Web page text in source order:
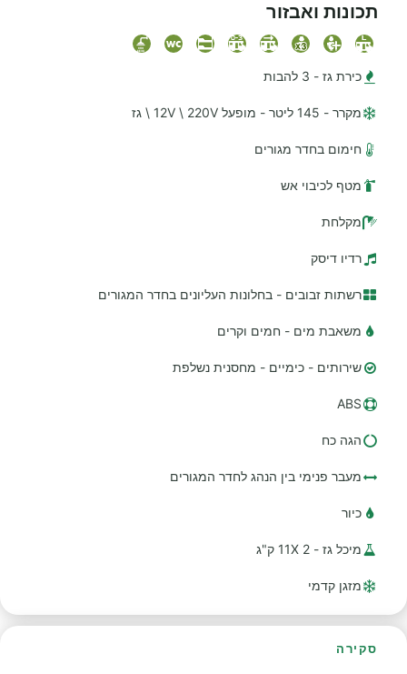
תכונות ואבזור
כירת גז - 3 להבות
מקרר - 145 ליטר - מופעל 12V \ 220V \ גז
חימום בחדר מגורים
מטף לכיבוי אש
מקלחת
רדיו דיסק
רשתות זבובים - בחלונות העליונים בחדר המגורים
משאבת מים - חמים וקרים
שירותים - כימיים - מחסנית נשלפת
ABS
הגה כח
מעבר פנימי בין הנהג לחדר המגורים
כיור
מיכל גז - 2 11X ק"ג
מזגן קדמי
סקירה